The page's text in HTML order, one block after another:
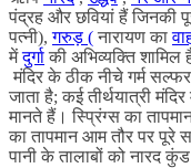
पंद्रह और छवियां हैं जिनकी
पत्नी),गरुड़ (नारायण का
मेंदुर्गाकी अभिव्यक्ति
मंदिर के ठीक नीचे गर्म
जाता है; कई तीर्थयात्री
मानते हैं। स्प्रिंग्स का
का तापमान आम तौर पर पूरे
पानी के तालाबों को नारद